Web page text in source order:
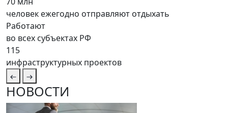
человек ежегодно отправляют отдыхать
Работают
во всех субъектах РФ
115
инфраструктурных проектов
НОВОСТИ